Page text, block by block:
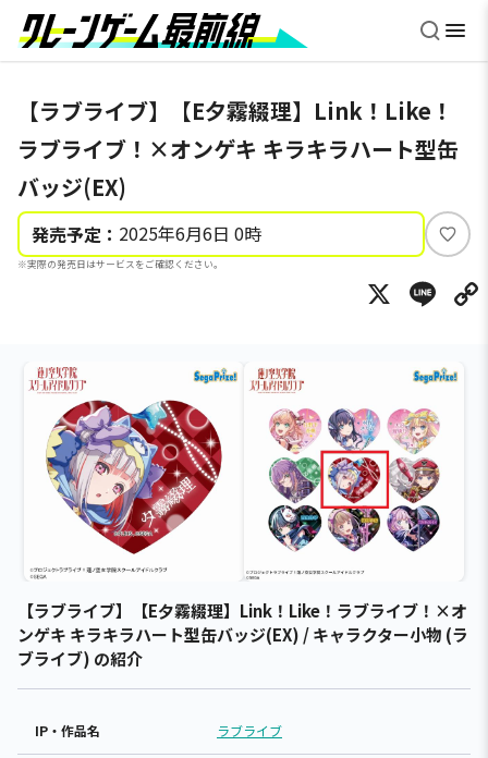
【ラブライブ】【E夕霧綴理】Link！Like！
ラブライブ！×オンゲキ キラキラハート型缶
バッジ(EX)
発売予定： 2025年6月6日 0時
※実際の発売日はサービスをご確認ください。
い
ね
X
【ラブライブ】【E夕霧綴理】Link！Like！ラブライブ！×オ
ンゲキ キラキラハート型缶バッジ(EX) / キャラクター小物 (ラ
ブライブ) の紹介
IP・作品名 ラブライブ